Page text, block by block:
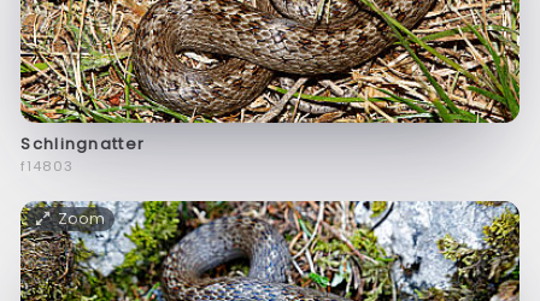
Schlingnatter
f14803
Zoom